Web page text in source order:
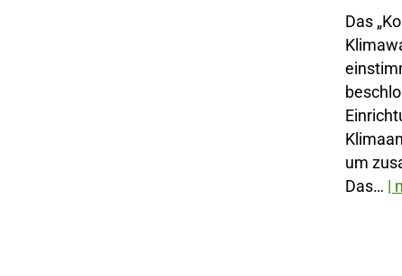
Das
um
Das… |